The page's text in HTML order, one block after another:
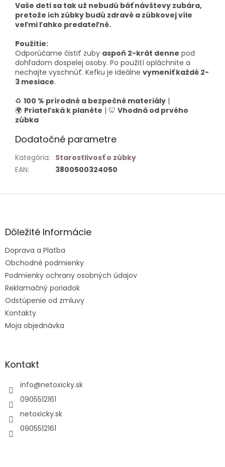
Vaše deti sa tak už nebudú báť návštevy zubára,
pretože ich zúbky budú zdravé a zúbkovej víle
veľmi ľahko predateľné.
Použitie:
Odporúčame čistiť zuby aspoň 2-krát denne pod
dohľadom dospelej osoby. Po použití opláchnite a
nechajte vyschnúť. Kefku je ideálne vymeniť každé 2-
3 mesiace.
♻ 100 % prírodné a bezpečné materiály |
🌍 Priateľská k planéte | 🦷 Vhodná od prvého
zúbka
Dodatočné parametre
Kategória: Starostlivosť o zúbky
EAN: 3800500324050
Z
ä
e
Dôležité Informácie
Doprava a Platba
Obchodné podmienky
Podmienky ochrany osobných údajov
Reklamačný poriadok
Odstúpenie od zmluvy
Kontakty
Moja objednávka
Kontakt
info@netoxicky.sk
0905512161
netoxicky.sk
0905512161